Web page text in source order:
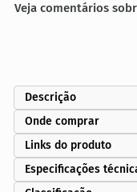
Veja comentários
Descrição
Onde comprar
Links do produto
Especificações